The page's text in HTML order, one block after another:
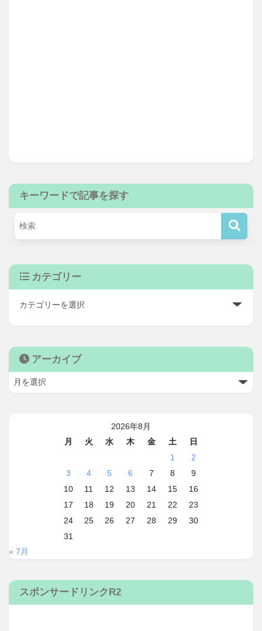
キーワードで記事を探す
カテゴリー
アーカイブ
2026年8月
月
火 水 木 金 土
日
1
2
3
4 5 6 7 8
9
10
11 12 13 14 15
16
17
18 19 20 21 22
23
24
25 26 27 28 29
30
31
« 7月
スポンサードリンクR2